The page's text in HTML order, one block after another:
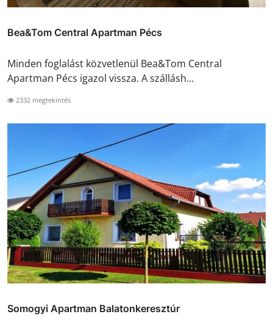
Bea&Tom Central Apartman Pécs
Minden foglalást közvetlenül Bea&Tom Central
Apartman Pécs igazol vissza. A szállásh...
2332 megtekintés
Somogyi Apartman Balatonkeresztúr